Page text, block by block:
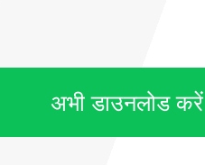
अभी डाउनलोड करें